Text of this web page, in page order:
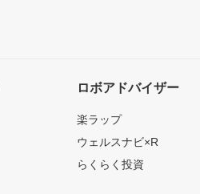
ロボアドバイザー
楽ラップ
ウェルスナビ×R
らくらく投資